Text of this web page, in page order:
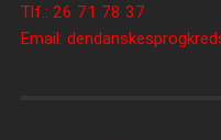
Tlf.: 26 71 78 37
Email: